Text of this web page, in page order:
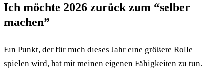
Ich möchte 2026 zurück zum “selber
machen”
Ein Punkt, der für mich dieses Jahr eine größere Rolle
spielen wird, hat mit meinen eigenen Fähigkeiten zu tun.